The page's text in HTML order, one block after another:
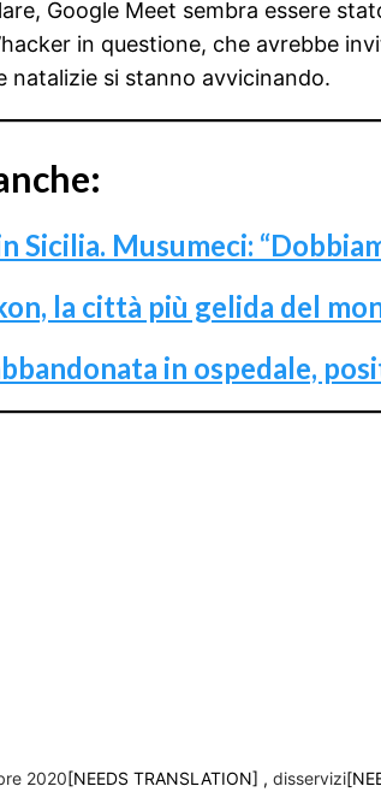
Google Meet sembra essere
in questione, che avrebbe
natalizie si stanno avvicinando.
Sicilia. Musumeci:
la città più gelida del
in ospedale,
2020[NEEDS TRANSLATION] , disservizi